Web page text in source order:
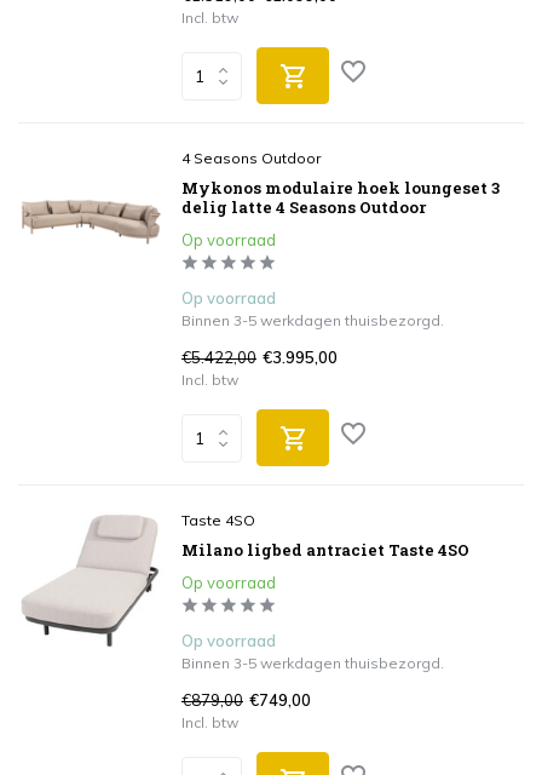
Incl. btw
4 Seasons Outdoor
Mykonos modulaire hoek loungeset 3
delig latte 4 Seasons Outdoor
Op voorraad
Op voorraad
Binnen 3-5 werkdagen thuisbezorgd.
€5.422,00 €3.995,00
Incl. btw
Taste 4SO
Milano ligbed antraciet Taste 4SO
Op voorraad
Op voorraad
Binnen 3-5 werkdagen thuisbezorgd.
€879,00 €749,00
Incl. btw